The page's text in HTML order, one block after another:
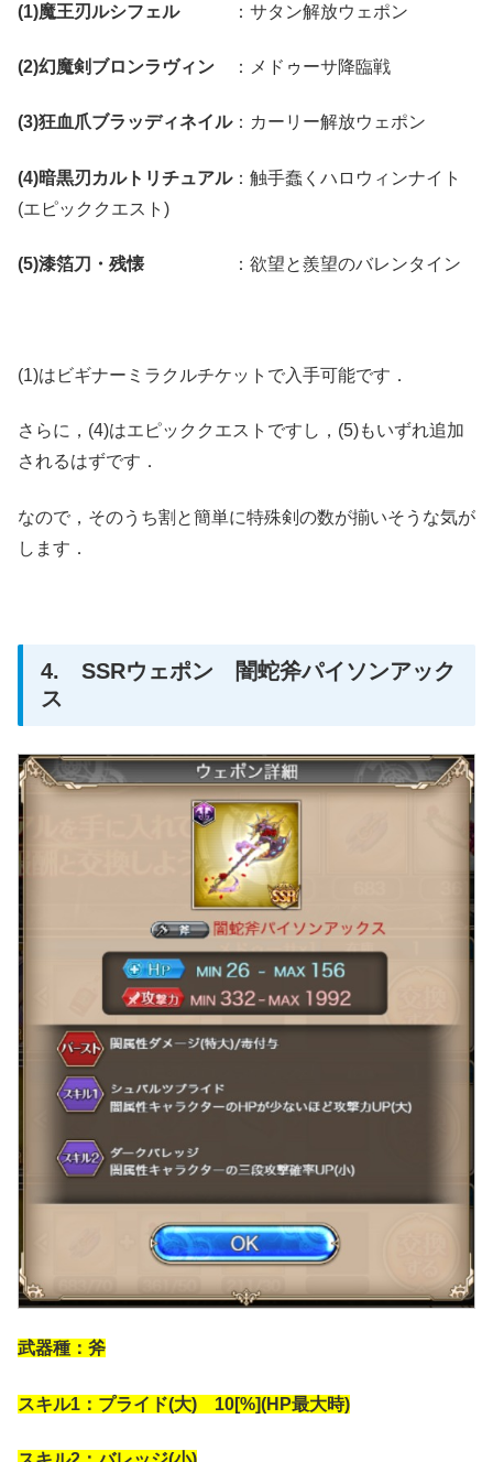
(1)魔王刃ルシフェル：サタン解放ウェポン
(2)幻魔剣ブロンラヴィン ：メドゥーサ降臨戦
(3)狂血爪ブラッディネイル：カーリー解放ウェポン
(4)暗黒刃カルトリチュアル：触手蠢くハロウィンナイト
(エピッククエスト)
(5)漆箔刀・残懐：欲望と羨望のバレンタイン
(1)はビギナーミラクルチケットで入手可能です．
さらに，(4)はエピッククエストですし，(5)もいずれ追加
されるはずです．
なので，そのうち割と簡単に特殊剣の数が揃いそうな気が
します．
4. SSRウェポン 闇蛇斧パイソンアック
ス
武器種：斧
スキル1：プライド(大) 10[%](HP最大時)